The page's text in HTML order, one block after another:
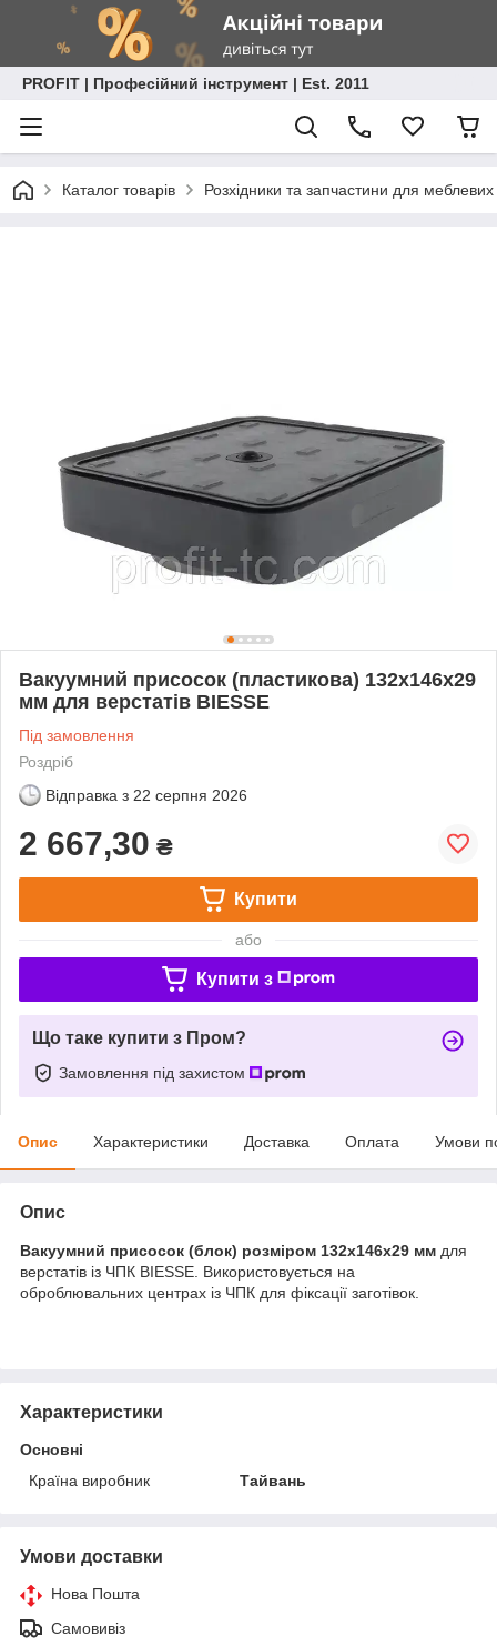
PROFIT | Професійний інструмент | Est. 2011
Каталог товарів Розхідники та запчастини для
Вакуумний присосок (пластикова) 132x146x29
мм для верстатів BIESSE
Під замовлення
Роздріб
Відправка з 22 серпня 2026
2 667,30 ₴
Купити
або
Купити з
Що таке купити з Пром?
Замовлення під захистом
Опис Характеристики Доставка Оплата Умови
Опис
Вакуумний присосок (блок) розміром 132x146x29 мм для
верстатів із ЧПК BIESSE. Використовується на
оброблювальних центрах із ЧПК для фіксації заготівок.
Характеристики
Основні
Країна виробник
Тайвань
Умови доставки
Нова Пошта
Самовивіз